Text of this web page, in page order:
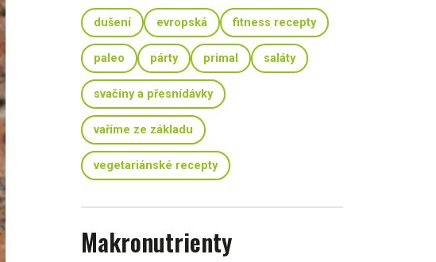
dušení evropská fitness recepty
paleo párty primal saláty
svačiny a přesnídávky
vaříme ze základu
vegetariánské recepty
Makronutrienty